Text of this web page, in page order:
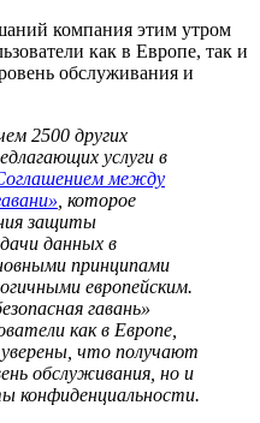
компания этим утром
как в Европе, так и
обслуживания и
2500 других
услуги в
между
, которое
защиты
данных в
принципами
европейским.
гавань»
как в Европе,
что получают
обслуживания, но и
конфиденциальности.